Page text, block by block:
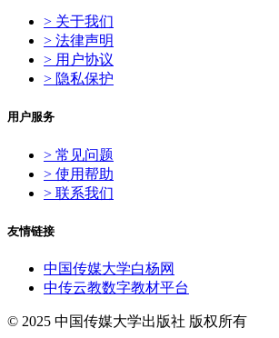
> 关于我们
> 法律声明
> 用户协议
> 隐私保护
用户服务
> 常见问题
> 使用帮助
> 联系我们
友情链接
中国传媒大学白杨网
中传云教数字教材平台
© 2025 中国传媒大学出版社 版权所有